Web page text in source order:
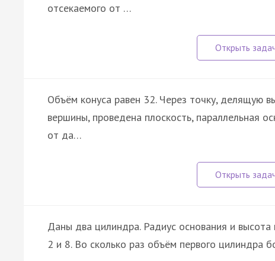
отсекаемого от …
Объём конуса равен 32. Через точку, делящую
вершины, проведена плоскость, параллельная
от да…
Даны два цилиндра. Радиус основания и
2 и 8. Во сколько раз объём первого цилиндра